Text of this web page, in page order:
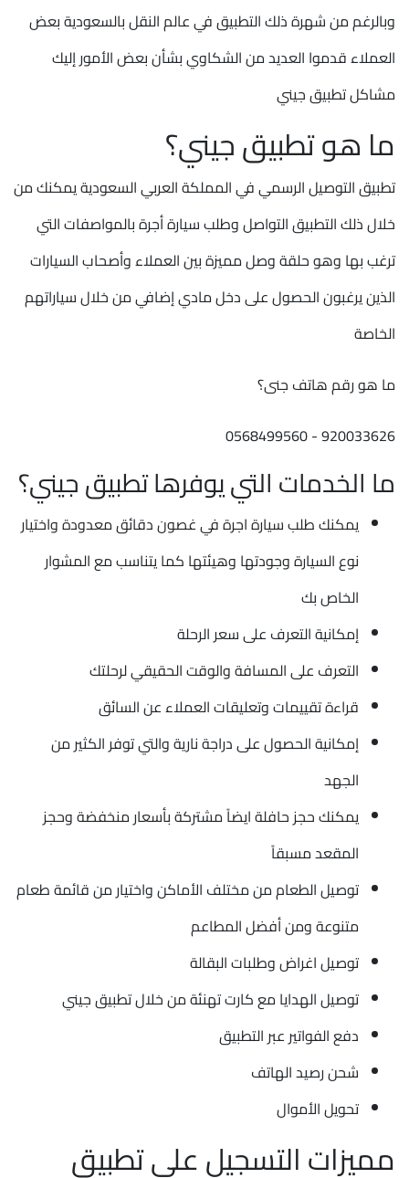
وبالرغم من شهرة ذلك التطبيق في عالم النقل بالسعودية بعض
العملاء قدموا العديد من الشكاوي بشأن بعض الأمور إليك
مشاكل تطبيق جيني
ما هو تطبيق جيني؟
تطبيق التوصيل الرسمي في المملكة العربي السعودية يمكنك من
خلال ذلك التطبيق التواصل وطلب سيارة أجرة بالمواصفات التي
ترغب بها وهو حلقة وصل مميزة بين العملاء وأصحاب السيارات
الذين يرغبون الحصول على دخل مادي إضافي من خلال سياراتهم
الخاصة
ما هو رقم هاتف جنى؟
920033626 - 0568499560
ما الخدمات التي يوفرها تطبيق جيني؟
يمكنك طلب سيارة اجرة في غصون دقائق معدودة واختيار
نوع السيارة وجودتها وهيئتها كما يتناسب مع المشوار
الخاص بك
إمكانية التعرف على سعر الرحلة
التعرف على المسافة والوقت الحقيقي لرحلتك
قراءة تقييمات وتعليقات العملاء عن السائق
إمكانية الحصول على دراجة نارية والتي توفر الكثير من
الجهد
يمكنك حجز حافلة ايضاً مشتركة بأسعار منخفضة وحجز
المقعد مسبقاً
توصيل الطعام من مختلف الأماكن واختيار من قائمة طعام
متنوعة ومن أفضل المطاعم
توصيل اغراض وطلبات البقالة
توصيل الهدايا مع كارت تهنئة من خلال تطبيق جيني
دفع الفواتير عبر التطبيق
شحن رصيد الهاتف
تحويل الأموال
مميزات التسجيل على تطبيق